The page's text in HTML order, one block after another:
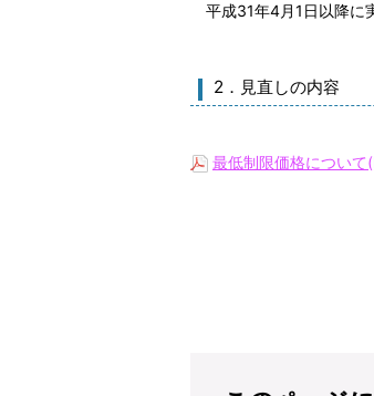
平成31年4月1日以降に
2．見直しの内容
最低制限価格について